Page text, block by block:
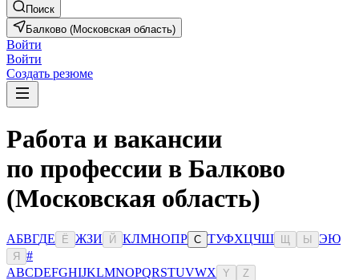
Поиск
Балково (Московская область)
Войти
Войти
Создать резюме
Работа и вакансии
по профессии в Балково
(Московская область)
АБВГДЕ Ё ЖЗИ Й КЛМНОПР С ТУФХЦЧШ Ы ЭЮ
Я
#
ABCDEFGHIJKLMNOPQRSTUVWX Y Z